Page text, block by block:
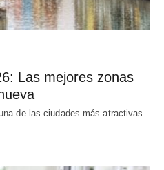
Las mejores zonas
de las ciudades más atractivas